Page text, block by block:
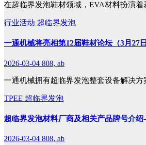
在超临界发泡鞋材领域，EVA材料扮演
行业活动 超临界发泡
一通机械将亮相第12届鞋材论坛（3月27日
2026-03-04 808, ab
一通机械拥有超临界发泡整套设备解决
TPEE 超临界发泡
超临界发泡材料厂商及相关产品牌号介
2026-03-04 808, ab